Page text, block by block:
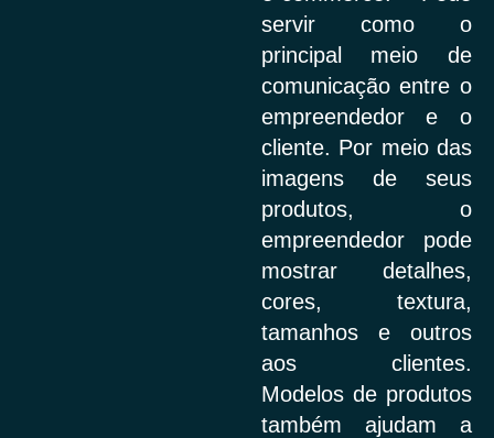
servir como o
principal meio de
comunicação entre o
empreendedor e o
cliente. Por meio das
imagens de seus
produtos, o
empreendedor pode
mostrar detalhes,
cores, textura,
tamanhos e outros
aos clientes.
Modelos de produtos
também ajudam a